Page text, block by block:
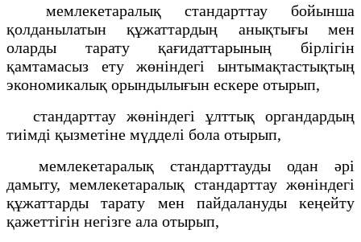
мемлекетаралық стандарттау бойынша
қолданылатын құжаттардың анықтығы мен
оларды тарату қағидаттарының бірлігін
қамтамасыз ету жөніндегі ынтымақтастықтың
экономикалық орындылығын ескере отырып,
стандарттау жөніндегі ұлттық органдардың
тиімді қызметіне мүдделі бола отырып,
мемлекетаралық стандарттауды одан әрі
дамыту, мемлекетаралық стандарттау жөніндегі
құжаттарды тарату мен пайдалануды кеңейту
қажеттігін негізге ала отырып,